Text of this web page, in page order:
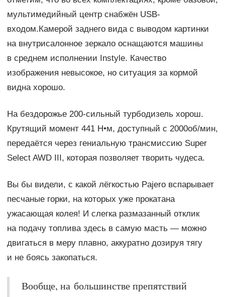
мультимедийный центр снабжён USB-
входом.Камерой заднего вида с выводом картинки
на внутрисалонное зеркало оснащаются машины
в среднем исполнении Instyle. Качество
изображения невысокое, но ситуация за кормой
видна хорошо.
На бездорожье 200-сильный турбодизель хорош.
Крутящий момент 441 Н•м, доступный с 2000об/мин,
передаётся через гениальную трансмиссию Super
Select AWD III, которая позволяет творить чудеса.
Вы бы видели, с какой лёгкостью Pajero вспарывает
песчаные горки, на которых уже прокатана
ужасающая колея! И слегка размазанный отклик
на подачу топлива здесь в самую масть — можно
двигаться в меру плавно, аккуратно дозируя тягу
и не боясь закопаться.
Вообще, на большинстве препятствий